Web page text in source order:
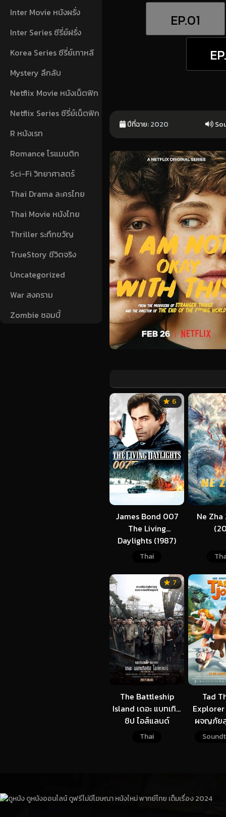
Inter Movie หนังผรั่ง
Inter Series ซีรี่ย์ฝรั่ง
Korea Series ซีรี่ย์เกาหลี
Mystery ลึกลับ
Netflix Movie หนังเน็ตฟิก
Netflix Series ซีรี่ย์เน็ตฟิก
R หนังเรท
Romance โรแมนติก
Sci-Fi วิทยาศาสตร์
Thai Drama ละครไทย
Thai Movie หนังไทย
Thriller ระทึกขวัญ
TrueStory ชีวิตจริง
Uncategorized
War สงคราม
Zombie ซอมบี้
EP.01
ปีที่ฉาย:2020
James Bond 007
The Living
Daylights (1987)
เจมส์ บอนด์ 007
Thai
6
Ne Zha
The Battleship
Island เดอะ แบทเทิล
ชิป ไอส์แลนด์
Thai
7
Tad
Explorer
ผจญภัย